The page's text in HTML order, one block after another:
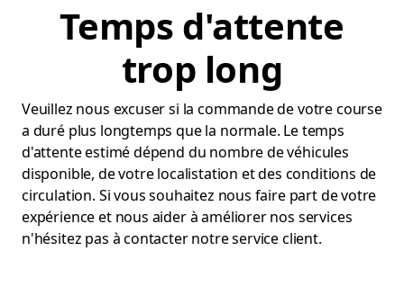
Temps d'attente
trop long
Veuillez nous excuser si la commande de votre course
a duré plus longtemps que la normale. Le temps
d'attente estimé dépend du nombre de véhicules
disponible, de votre localistation et des conditions de
circulation. Si vous souhaitez nous faire part de votre
expérience et nous aider à améliorer nos services
n'hésitez pas à contacter notre service client.